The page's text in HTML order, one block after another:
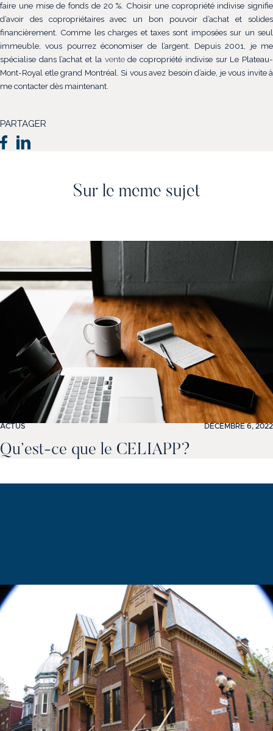
faire une mise de fonds de 20 %. Choisir une copropriété indivise signifie
d’avoir des copropriétaires avec un bon pouvoir d’achat et solides
financièrement. Comme les charges et taxes sont imposées sur un seul
immeuble, vous pourrez économiser de l’argent. Depuis 2001, je me
spécialise dans l’achat et la ventede copropriété indivise sur Le Plateau-
Mont-Royal etle grand Montréal. Si vous avez besoin d’aide, je vous invite à
me contacter dès maintenant.
PARTAGER
Sur le meme sujet
ACTUS DÉCEMBRE 6, 2022
Qu’est-ce que le CELIAPP?